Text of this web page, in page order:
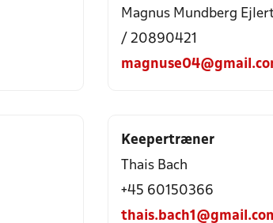
Magnus Mundberg
/ 20890421
Keepertræner
Thais Bach
+45 60150366